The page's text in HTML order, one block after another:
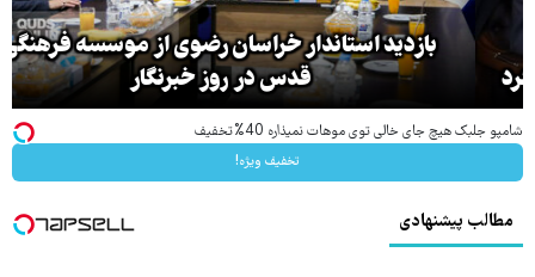
بازدید استاندار خراسان رضوی از موسسه فرهنگی
قدس در روز خبرنگار
شامپو جلبک هیچ جای خالی توی موهات نمیذاره 40%تخفیف
تخفیف ویژه!
مطالب پیشنهادی